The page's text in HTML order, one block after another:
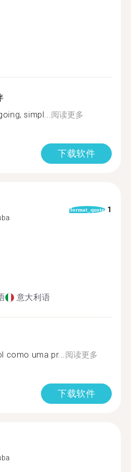
simpl...阅读更多
下载软件
format_quote 1
意大利语
como uma pr...阅读更多
下载软件